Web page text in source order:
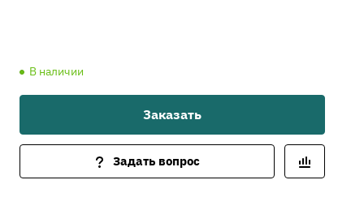
В наличии
Заказать
Задать вопрос